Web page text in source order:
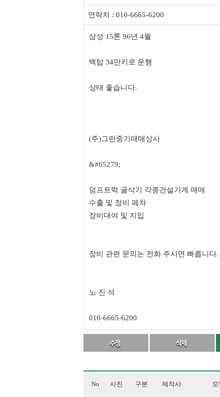
연락처 : 010-6665-6200
삼성 15톤 96년 4월
백탑 34만키로 운행
상태 좋습니다.
(주)그린중기매매상사
&#65279;
덤프트럭 굴삭기 각종건설기계 매매
수출 및 정비 폐차
장비대여 및 지입
장비 관련 문의는 전화 주시면 빠릅니다.
노 진 석
010-6665-6200
No 사진 구분 제작사 모